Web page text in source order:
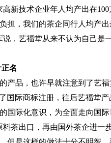
技术企业年人均产出在100
担，我们的茶企同行人均产
说，艺福堂从来不认为自己是
名
品，也许早就注意到了艺福
国际商标注册，往后艺福堂
国际化意识，为全面走向国
茶出口，再由国外茶企进一